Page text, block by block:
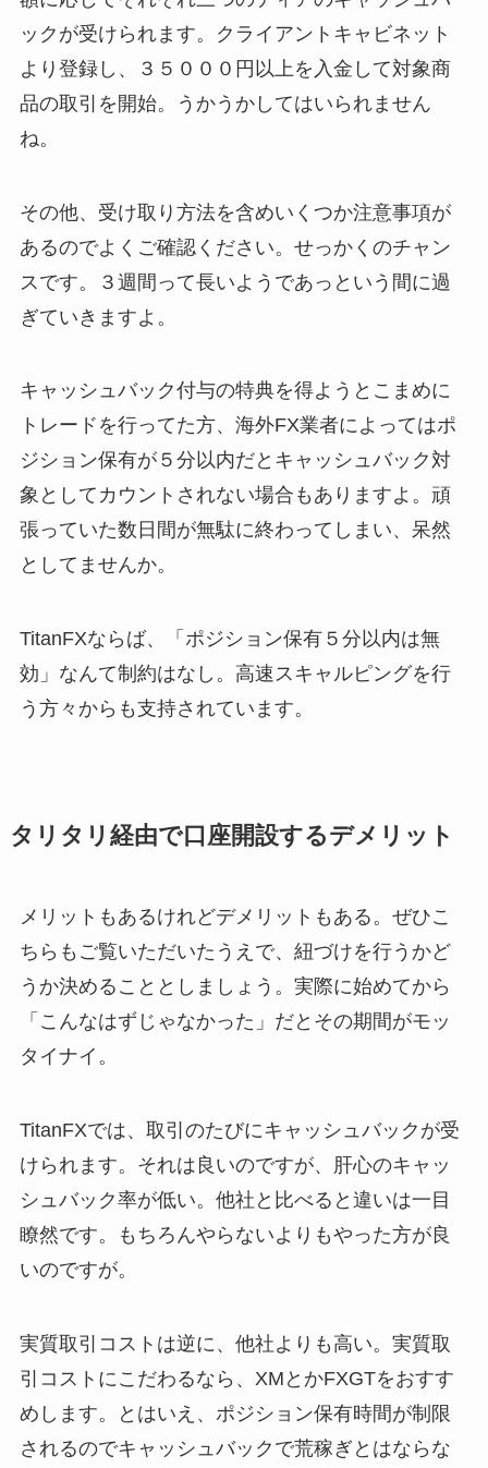
ックが受けられます。クライアントキャビネット
より登録し、３５０００円以上を入金して対象商
品の取引を開始。うかうかしてはいられません
ね。
その他、受け取り方法を含めいくつか注意事項が
あるのでよくご確認ください。せっかくのチャン
スです。３週間って長いようであっという間に過
ぎていきますよ。
キャッシュバック付与の特典を得ようとこまめに
トレードを行ってた方、海外FX業者によってはポ
ジション保有が５分以内だとキャッシュバック対
象としてカウントされない場合もありますよ。頑
張っていた数日間が無駄に終わってしまい、呆然
としてませんか。
TitanFXならば、「ポジション保有５分以内は無
効」なんて制約はなし。高速スキャルピングを行
う方々からも支持されています。
タリタリ経由で口座開設するデメリット
メリットもあるけれどデメリットもある。ぜひこ
ちらもご覧いただいたうえで、紐づけを行うかど
うか決めることとしましょう。実際に始めてから
「こんなはずじゃなかった」だとその期間がモッ
タイナイ。
TitanFXでは、取引のたびにキャッシュバックが受
けられます。それは良いのですが、肝心のキャッ
シュバック率が低い。他社と比べると違いは一目
瞭然です。もちろんやらないよりもやった方が良
いのですが。
実質取引コストは逆に、他社よりも高い。実質取
引コストにこだわるなら、XMとかFXGTをおすす
めします。とはいえ、ポジション保有時間が制限
されるのでキャッシュバックで荒稼ぎとはならな